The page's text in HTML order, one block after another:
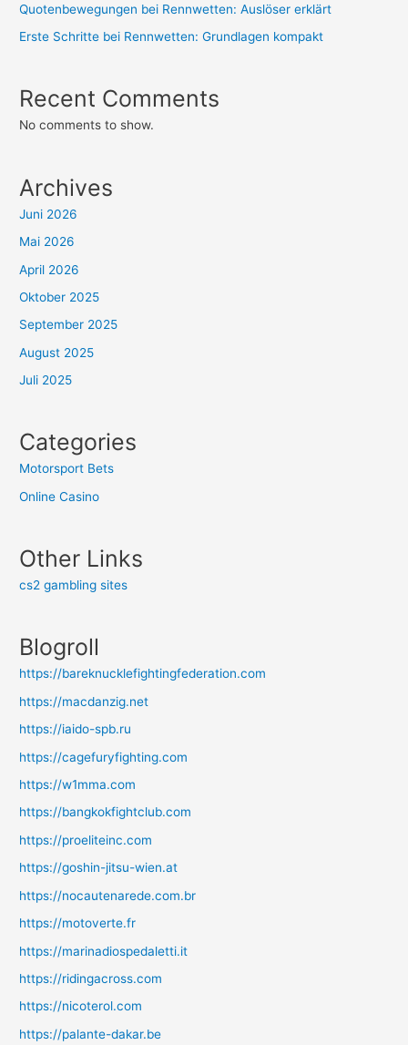
Quotenbewegungen bei Rennwetten: Auslöser erklärt
Erste Schritte bei Rennwetten: Grundlagen kompakt
Recent Comments
No comments to show.
Archives
Juni 2026
Mai 2026
April 2026
Oktober 2025
September 2025
August 2025
Juli 2025
Categories
Motorsport Bets
Online Casino
Other Links
cs2 gambling sites
Blogroll
https://bareknucklefightingfederation.com
https://macdanzig.net
https://iaido-spb.ru
https://cagefuryfighting.com
https://w1mma.com
https://bangkokfightclub.com
https://proeliteinc.com
https://goshin-jitsu-wien.at
https://nocautenarede.com.br
https://motoverte.fr
https://marinadiospedaletti.it
https://ridingacross.com
https://nicoterol.com
https://palante-dakar.be